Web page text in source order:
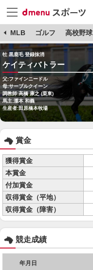
MLB ゴルフ 高校野球
牡 黒鹿毛 登録抹消
ケイティバトラー
父:ファインニードル
母:サーブルクイーン
調教師:高橋 康之 (栗東)
馬主:瀧本 和義
生産者:田原橋本牧場
賞金
獲得賞金
本賞金
付加賞金
収得賞金（平地）
収得賞金（障害）
競走成績
年月日